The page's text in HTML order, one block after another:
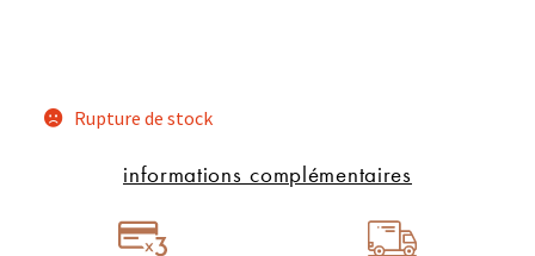
Rupture de stock
informations complémentaires